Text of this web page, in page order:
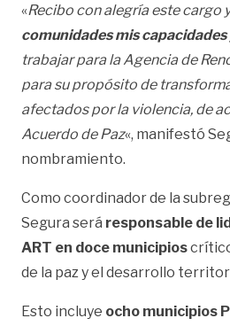
«Recibo con alegría este cargo
comunidades mis
trabajar para la Agencia de
para su propósito de
afectados por la violencia, de
Acuerdo de Paz«, manifestó
nombramiento.
Como coordinador de la
Segura será responsable de
ART en doce municipios
de la paz y el desarrollo
Esto incluye ocho municipios